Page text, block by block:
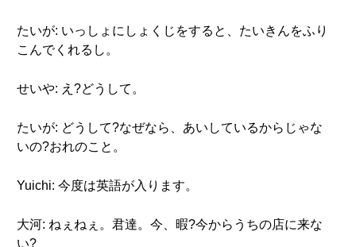
たいが: いっしょにしょくじをすると、たいきんをふり
こんでくれるし。
せいや: え?どうして。
たいが: どうして?なぜなら、あいしているからじゃな
いの?おれのこと。
Yuichi: 今度は英語が入ります。
大河: ねぇねぇ。君達。今、暇?今からうちの店に来な
い?